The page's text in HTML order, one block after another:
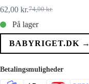
74,00kr.
Den
oprindelige
pris
var:
62,00 kr.Den
aktuelle
pris
er:
På lager
BABYRIGET.DK →
Betalingsmuligheder